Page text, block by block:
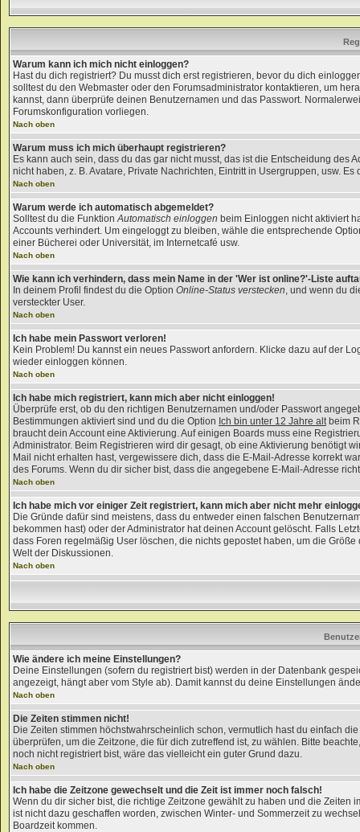
Warum kann ich mich nicht einloggen?
Hast du dich registriert? Du musst dich erst registrieren, bevor du dich
solltest du den Webmaster oder den Forumsadministrator kontaktieren, um
kannst, dann überprüfe deinen Benutzernamen und das Passwort.
Forumskonfiguration vorliegen.
Nach oben
Warum muss ich mich überhaupt registrieren?
Es kann auch sein, dass du das gar nicht musst, das ist die Entscheidung
nicht haben, z. B. Avatare, Private Nachrichten, Eintritt in Usergruppen, usw.
Nach oben
Warum werde ich automatisch abgemeldet?
Solltest du die FunktionAutomatisch einloggen beim Einloggen nicht aktiviert
Accounts verhindert. Um eingeloggt zu bleiben, wähle die entsprechende
einer Bücherei oder Universität, im Internetcafé usw.
Nach oben
Wie kann ich verhindern, dass mein Name in der 'Wer ist online?'-Liste
In deinem Profil findest du die Option Online-Status verstecken, und wenn du
versteckter User.
Nach oben
Ich habe mein Passwort verloren!
Kein Problem! Du kannst ein neues Passwort anfordern. Klicke dazu auf der
wieder einloggen können.
Nach oben
Ich habe mich registriert, kann mich aber nicht einloggen!
Überprüfe erst, ob du den richtigen Benutzernamen und/oder Passwort
Bestimmungen aktiviert sind und du die Option Ich bin unter 12 Jahre altbeim
braucht dein Account eine Aktivierung. Auf einigen Boards muss eine
Administrator. Beim Registrieren wird dir gesagt, ob eine Aktivierung benötigt
Mail nicht erhalten hast, vergewissere dich, dass die E-Mail-Adresse korrekt
des Forums. Wenn du dir sicher bist, dass die angegebene E-Mail-Adresse
Nach oben
Ich habe mich vor einiger Zeit registriert, kann mich aber nicht mehr
Die Gründe dafür sind meistens, dass du entweder einen falschen
bekommen hast) oder der Administrator hat deinen Account gelöscht. Falls
dass Foren regelmäßig User löschen, die nichts gepostet haben, um die
Welt der Diskussionen.
Nach oben
Wie ändere ich meine Einstellungen?
Deine Einstellungen (sofern du registriert bist) werden in der Datenbank
angezeigt, hängt aber vom Style ab). Damit kannst du deine Einstellungen
Nach oben
Die Zeiten stimmen nicht!
Die Zeiten stimmen höchstwahrscheinlich schon, vermutlich hast du einfach
überprüfen, um die Zeitzone, die für dich zutreffend ist, zu wählen. Bitte
noch nicht registriert bist, wäre das vielleicht ein guter Grund dazu.
Nach oben
Ich habe die Zeitzone gewechselt und die Zeit ist immer noch falsch!
Wenn du dir sicher bist, die richtige Zeitzone gewählt zu haben und die Zeiten
ist nicht dazu geschaffen worden, zwischen Winter- und Sommerzeit zu
Boardzeit kommen.